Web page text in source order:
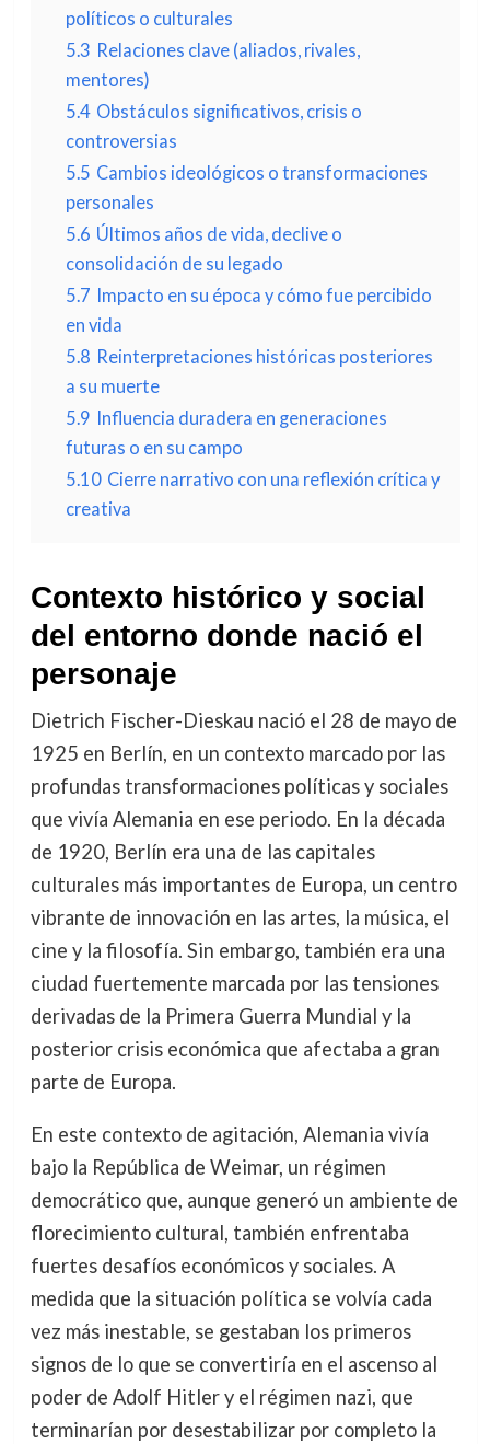
políticos o culturales
5.3 Relaciones clave (aliados, rivales,
mentores)
5.4 Obstáculos significativos, crisis o
controversias
5.5 Cambios ideológicos o transformaciones
personales
5.6 Últimos años de vida, declive o
consolidación de su legado
5.7 Impacto en su época y cómo fue percibido
en vida
5.8 Reinterpretaciones históricas posteriores
a su muerte
5.9 Influencia duradera en generaciones
futuras o en su campo
5.10 Cierre narrativo con una reflexión crítica y
creativa
Contexto histórico y social
del entorno donde nació el
personaje
Dietrich Fischer-Dieskau nació el 28 de mayo de
1925 en Berlín, en un contexto marcado por las
profundas transformaciones políticas y sociales
que vivía Alemania en ese periodo. En la década
de 1920, Berlín era una de las capitales
culturales más importantes de Europa, un centro
vibrante de innovación en las artes, la música, el
cine y la filosofía. Sin embargo, también era una
ciudad fuertemente marcada por las tensiones
derivadas de la Primera Guerra Mundial y la
posterior crisis económica que afectaba a gran
parte de Europa.
En este contexto de agitación, Alemania vivía
bajo la República de Weimar, un régimen
democrático que, aunque generó un ambiente de
florecimiento cultural, también enfrentaba
fuertes desafíos económicos y sociales. A
medida que la situación política se volvía cada
vez más inestable, se gestaban los primeros
signos de lo que se convertiría en el ascenso al
poder de Adolf Hitler y el régimen nazi, que
terminarían por desestabilizar por completo la